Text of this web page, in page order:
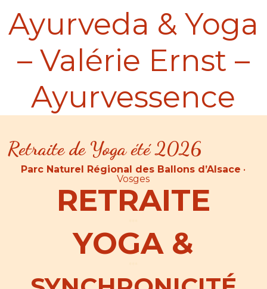
Ayurveda & Yoga
– Valérie Ernst –
Ayurvessence
Retraite de Yoga été 2026
Parc Naturel Régional des Ballons d’Alsace •
Vosges
RETRAITE
YOGA &